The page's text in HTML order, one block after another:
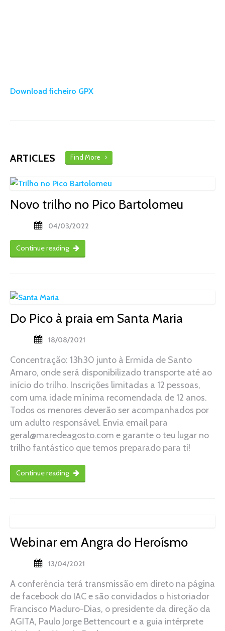
Download ficheiro GPX
ARTICLES Find More
Novo trilho no Pico Bartolomeu
04/03/2022
Continue reading
Do Pico à praia em Santa Maria
18/08/2021
Concentração: 13h30 junto à Ermida de Santo
Amaro, onde será disponibilizado transporte até ao
início do trilho. Inscrições limitadas a 12 pessoas,
com uma idade mínima recomendada de 12 anos.
Todos os menores deverão ser acompanhados por
um adulto responsável. Envia email para
geral@maredeagosto.com e garante o teu lugar no
trilho fantástico que temos preparado para ti!
Continue reading
Webinar em Angra do Heroísmo
13/04/2021
A conferência terá transmissão em direto na página
de facebook do IAC e são convidados o historiador
Francisco Maduro-Dias, o presidente da direção da
AGITA, Paulo Jorge Bettencourt e a guia intérprete